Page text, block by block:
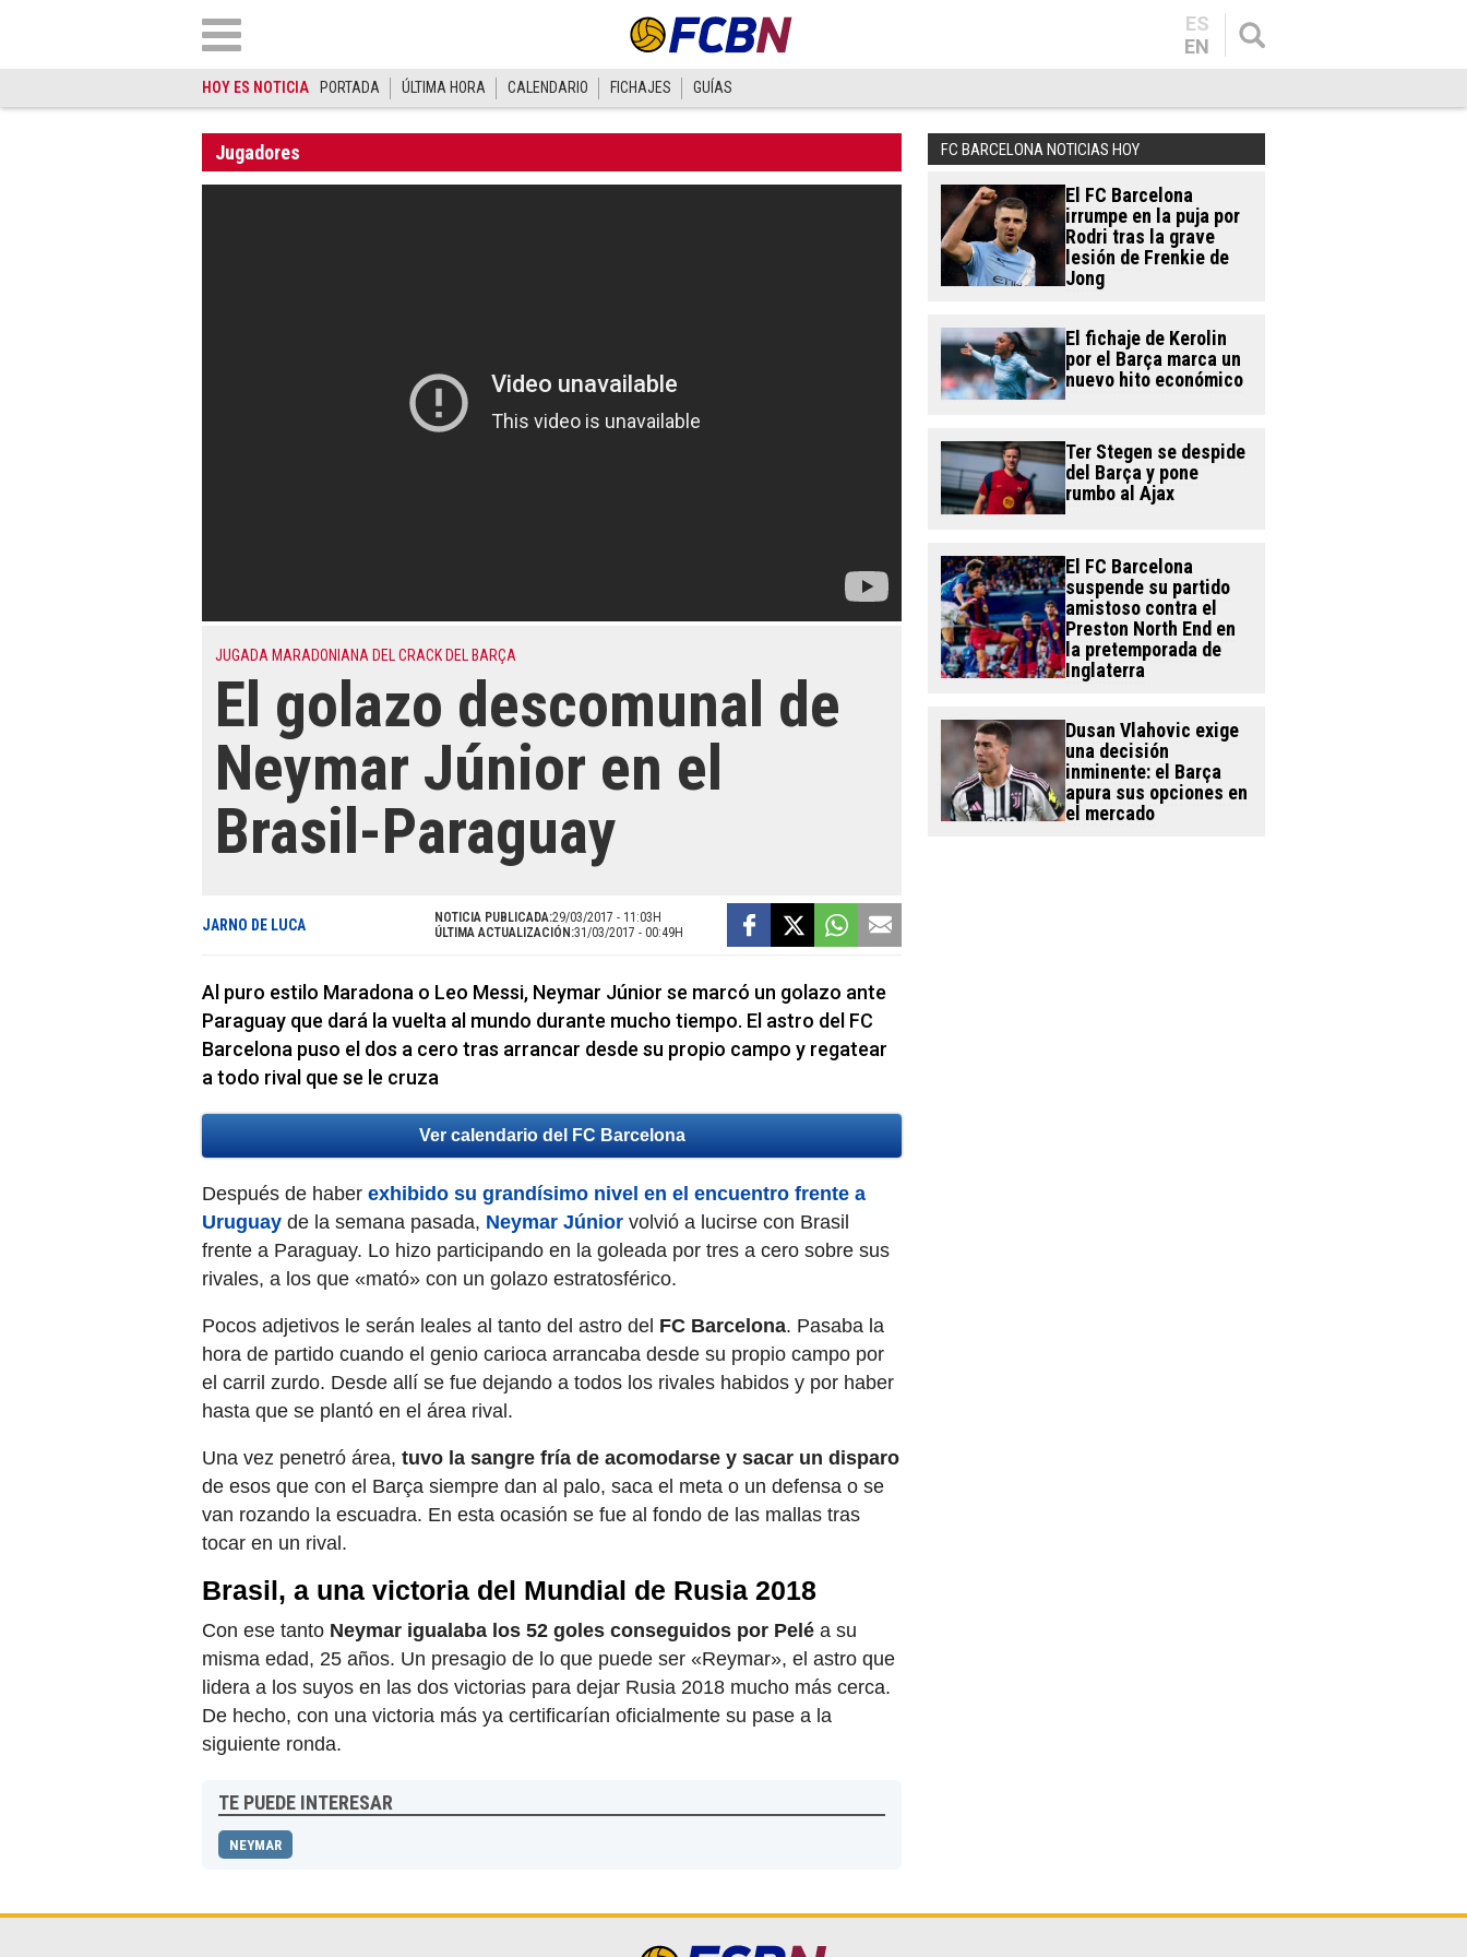
ES
EN
HOY ES NOTICIA PORTADA ÚLTIMA HORA CALENDARIO FICHAJES GUÍAS
Jugadores
JUGADA MARADONIANA DEL CRACK DEL BARÇA
El golazo descomunal de
Neymar Júnior en el
Brasil-Paraguay
JARNO DE LUCA NOTICIA PUBLICADA:29/03/2017 - 11:03H
ÚLTIMA ACTUALIZACIÓN:31/03/2017 - 00:49H
Al puro estilo Maradona o Leo Messi, Neymar Júnior se marcó un golazo ante
Paraguay que dará la vuelta al mundo durante mucho tiempo. El astro del FC
Barcelona puso el dos a cero tras arrancar desde su propio campo y regatear
a todo rival que se le cruza
Ver calendario del FC Barcelona
Después de haber exhibido su grandísimo nivel en el encuentro frente a
Uruguay de la semana pasada, Neymar Júnior volvió a lucirse con Brasil
frente a Paraguay. Lo hizo participando en la goleada por tres a cero sobre sus
rivales, a los que «mató» con un golazo estratosférico.
Pocos adjetivos le serán leales al tanto del astro del FC Barcelona. Pasaba la
hora de partido cuando el genio carioca arrancaba desde su propio campo por
el carril zurdo. Desde allí se fue dejando a todos los rivales habidos y por haber
hasta que se plantó en el área rival.
Una vez penetró área, tuvo la sangre fría de acomodarse y sacar un disparo
de esos que con el Barça siempre dan al palo, saca el meta o un defensa o se
van rozando la escuadra. En esta ocasión se fue al fondo de las mallas tras
tocar en un rival.
Brasil, a una victoria del Mundial de Rusia 2018
Con ese tanto Neymar igualaba los 52 goles conseguidos por Pelé a su
misma edad, 25 años. Un presagio de lo que puede ser «Reymar», el astro que
lidera a los suyos en las dos victorias para dejar Rusia 2018 mucho más cerca.
De hecho, con una victoria más ya certificarían oficialmente su pase a la
siguiente ronda.
TE PUEDE INTERESAR
NEYMAR
FC BARCELONA NOTICIAS HOY
El FC Barcelona
irrumpe en la puja por
Rodri tras la grave
lesión de Frenkie de
Jong
El fichaje de Kerolin
por el Barça marca un
nuevo hito económico
Ter Stegen se despide
del Barça y pone
rumbo al Ajax
El FC Barcelona
suspende su partido
amistoso contra el
Preston North End en
la pretemporada de
Inglaterra
Dusan Vlahovic exige
una decisión
inminente: el Barça
apura sus opciones en
el mercado